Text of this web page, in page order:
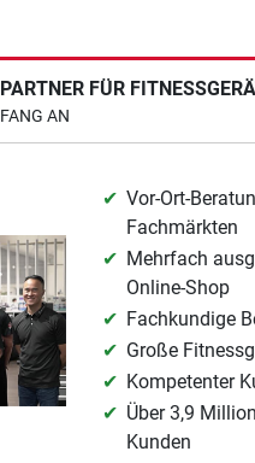
FÜR
AN
Vor-Ort-
Fachmärkten
Mehrfach
Online-Shop
Fachkundige
Große
Kompetenter
Über 3,9
Kunden